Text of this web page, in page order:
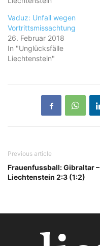
Vaduz: Unfall wegen
Vortrittsmissachtung
26. Februar 2018
In "Unglücksfälle
Liechtenstein"
Previous article
Frauenfussball: Gibraltar –
Liechtenstein 2:3 (1:2)